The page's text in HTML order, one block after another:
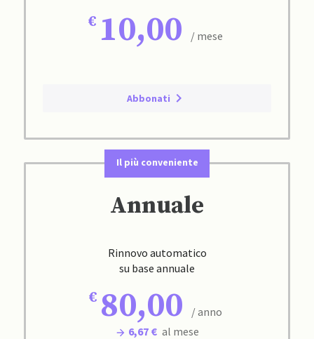
10,00 / mese
Abbonati
Il più conveniente
Annuale
Rinnovo automatico
su base annuale
80,00
/ anno
6,67 € al mese